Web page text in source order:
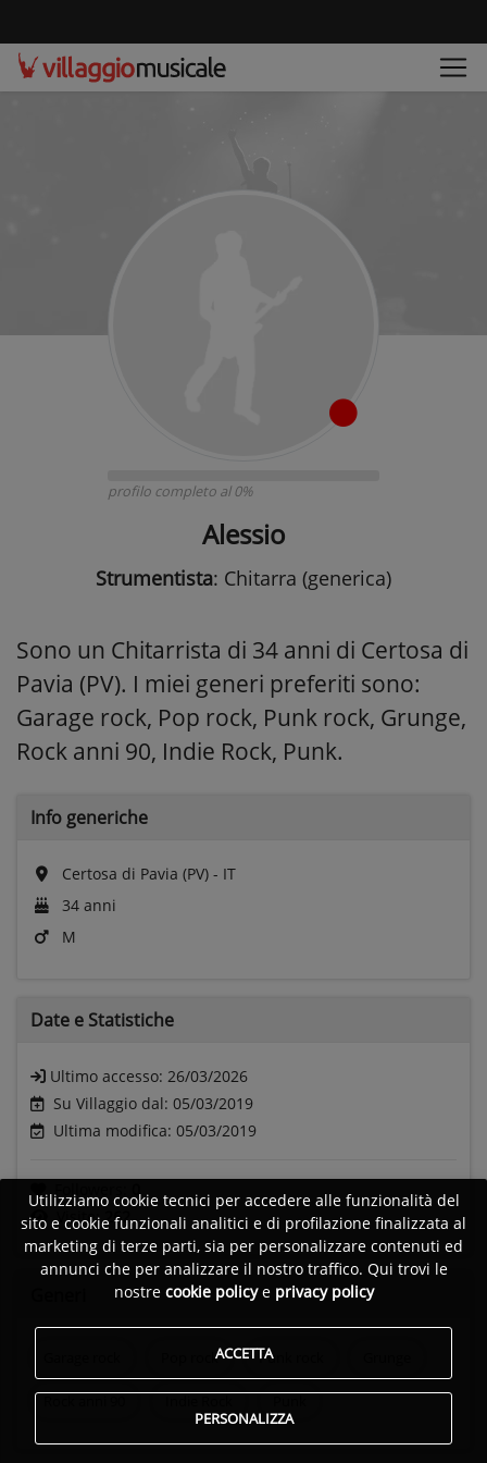
profilo completo al 0%
Alessio
Strumentista: Chitarra (generica)
Sono un Chitarrista di 34 anni di Certosa di
Pavia (PV). I miei generi preferiti sono:
Garage rock, Pop rock, Punk rock, Grunge,
Rock anni 90, Indie Rock, Punk.
Info generiche
Certosa di Pavia (PV) - IT
34 anni
M
Date e Statistiche
Ultimo accesso: 26/03/2026
Su Villaggio dal: 05/03/2019
Ultima modifica: 05/03/2019
Visite:262
Pop rock Punk rock
Utilizziamo cookie tecnici per accedere alle funzionalità del
sito e cookie funzionali analitici e di profilazione finalizzata al
marketing di terze parti, sia per personalizzare contenuti ed
annunci che per analizzare il nostro traffico. Qui trovi le
nostre cookie policye privacy policy
ACCETTA
PERSONALIZZA